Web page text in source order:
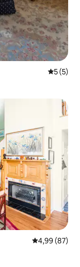
5 av 5 i
5 (5)
4,99 av 5 i
4,99 (87)